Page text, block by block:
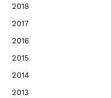
2018
2017
2016
2015
2014
2013